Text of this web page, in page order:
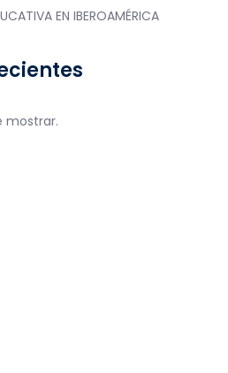
EN IBEROAMÉRICA
mostrar.